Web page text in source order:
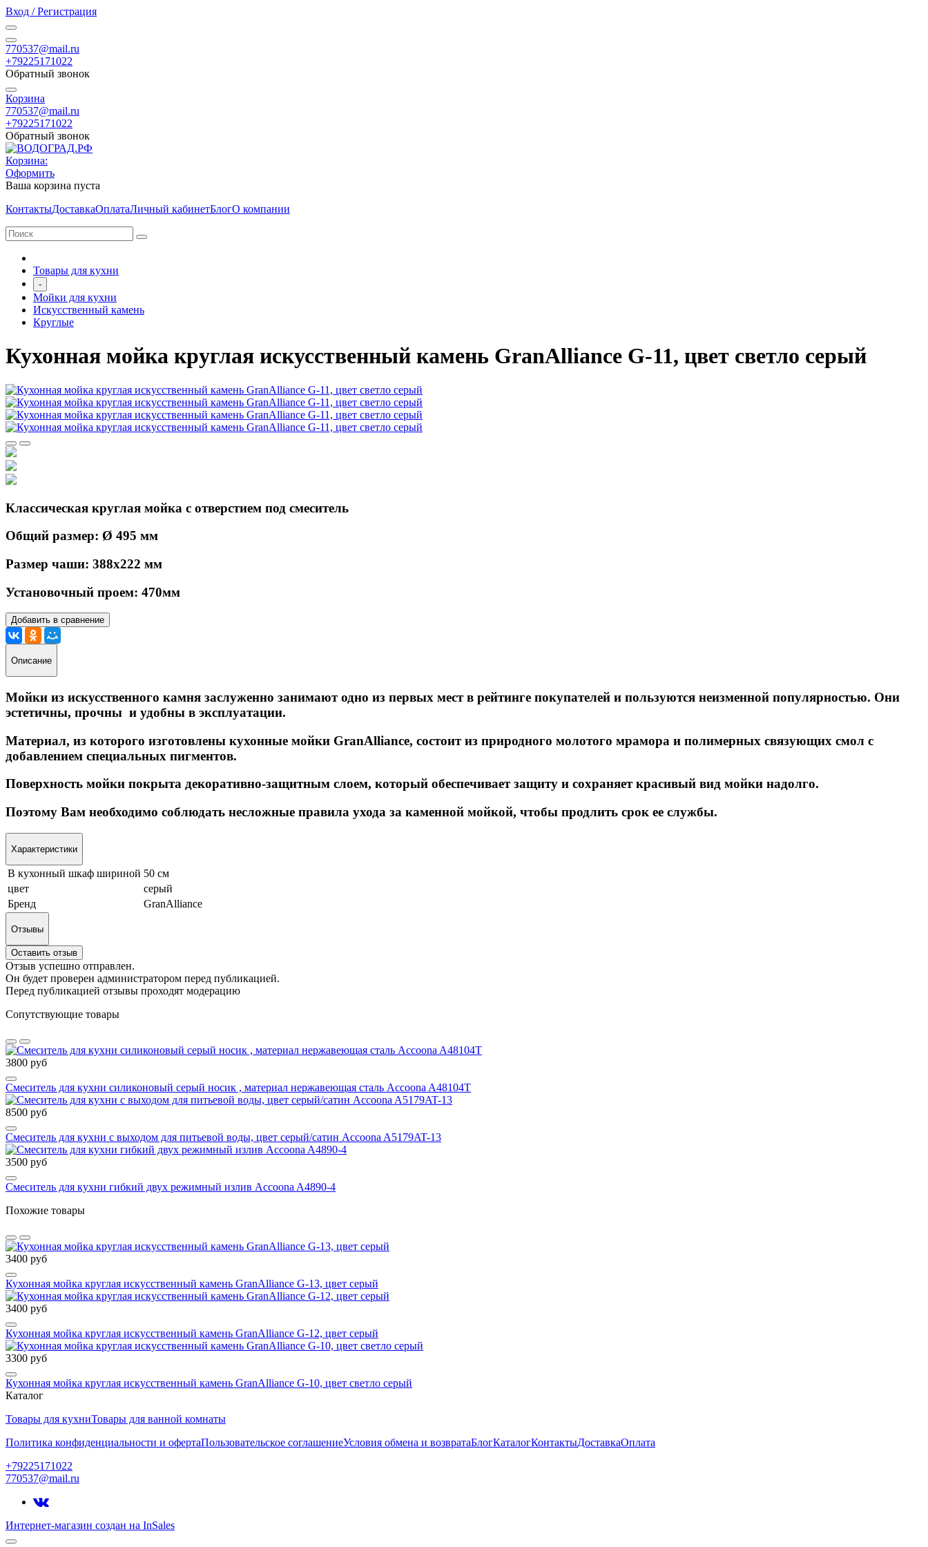
Вход / Регистрация
770537@mail.ru
+79225171022
Обратный звонок
Корзина
770537@mail.ru
+79225171022
Обратный звонок
Корзина:
Оформить
Ваша корзина пуста
КонтактыДоставкаОплатаЛичный кабинетБлогО компании
Товары для кухни
-
Мойки для кухни
Искусственный камень
Круглые
Кухонная мойка круглая искусственный камень GranAlliance G-11, цвет светло серый
Классическая круглая мойка с отверстием под смеситель
Общий размер: Ø 495 мм
Размер чаши: 388х222 мм
Установочный проем: 470мм
Добавить в сравнение
Описание
Мойки из искусственного камня заслуженно занимают одно из первых мест в рейтинге покупателей и пользуются неизменной популярностью. Они
эстетичны, прочны и удобны в эксплуатации.
Материал, из которого изготовлены кухонные мойки GranAlliance, состоит из природного молотого мрамора и полимерных связующих смол с
добавлением специальных пигментов.
Поверхность мойки покрыта декоративно-защитным слоем, который обеспечивает защиту и сохраняет красивый вид мойки надолго.
Поэтому Вам необходимо соблюдать несложные правила ухода за каменной мойкой, чтобы продлить срок ее службы.
Характеристики
В кухонный шкаф шириной 50 см
цвет
серый
Бренд
GranAlliance
Отзывы
Оставить отзыв
Отзыв успешно отправлен.
Он будет проверен администратором перед публикацией.
Перед публикацией отзывы проходят модерацию
Сопутствующие товары
3800 руб
Смеситель для кухни силиконовый серый носик , материал нержавеющая сталь Accoona A48104T
8500 руб
Смеситель для кухни с выходом для питьевой воды, цвет серый/сатин Accoona A5179AT-13
3500 руб
Cмеситель для кухни гибкий двух режимный излив Accoona A4890-4
Похожие товары
3400 руб
Кухонная мойка круглая искусственный камень GranAlliance G-13, цвет серый
3400 руб
Кухонная мойка круглая искусственный камень GranAlliance G-12, цвет серый
3300 руб
Кухонная мойка круглая искусственный камень GranAlliance G-10, цвет светло серый
Каталог
Товары для кухниТовары для ванной комнаты
Политика конфиденциальности и офертаПользовательское соглашениеУсловия обмена и возвратаБлогКаталогКонтактыДоставкаОплата
+79225171022
770537@mail.ru
Интернет-магазин создан на InSales